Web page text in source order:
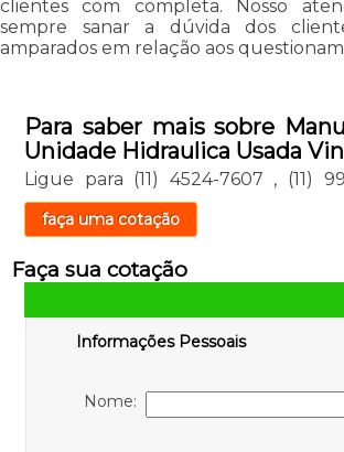
clientes com completa. Nosso
sempre sanar a dúvida dos
amparados em relação aos
Para saber mais sobre
Unidade Hidraulica Usada
Ligue para (11) 4524-7607 , (11)
faça uma cotação
Faça sua cotação
Informações Pessoais
Nome: